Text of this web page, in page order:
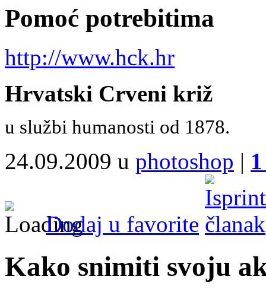
Pomoć potrebitima
http://www.hck.hr
Hrvatski Crveni križ
u službi humanosti od 1878.
24.09.2009 u photoshop | 1
Dodaj u favorite
Kako snimiti svoju